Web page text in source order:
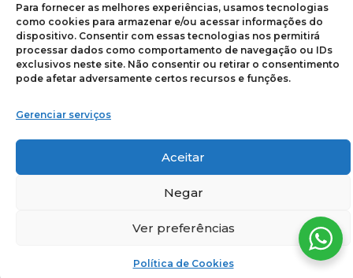
Para fornecer as melhores experiências, usamos tecnologias
como cookies para armazenar e/ou acessar informações do
dispositivo. Consentir com essas tecnologias nos permitirá
processar dados como comportamento de navegação ou IDs
exclusivos neste site. Não consentir ou retirar o consentimento
pode afetar adversamente certos recursos e funções.
Gerenciar serviços
Aceitar
Negar
Ver preferências
Política de Cookies
Copyright ©2026 | Qualitycert Certificação LTDA